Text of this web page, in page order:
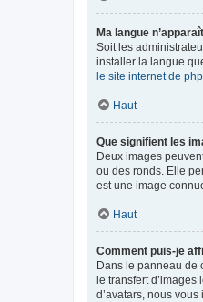
Ma langue
Soit les
installer la langue
le site internet de
Haut
Que signifient les
Deux images
ou des ronds. Elle
est une image
Haut
Comment puis-je
Dans le panneau de
le transfert
d’avatars, nous